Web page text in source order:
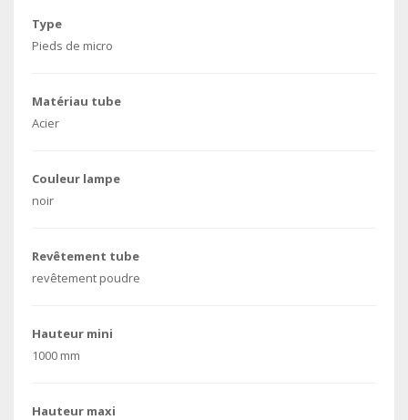
Type
Pieds de micro
Matériau tube
Acier
Couleur lampe
noir
Revêtement tube
revêtement poudre
Hauteur mini
1000 mm
Hauteur maxi